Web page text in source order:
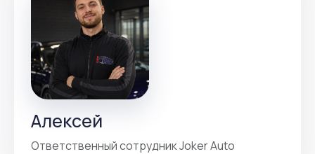
Алексей
Ответственный сотрудник Joker Auto